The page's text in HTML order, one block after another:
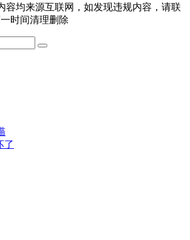
容均来源互联网，如发现违规内容，请联
时间清理删除
了